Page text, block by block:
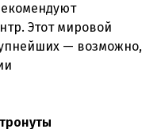
Этот мировой
— возможно,